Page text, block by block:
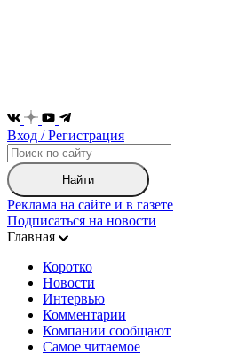
Вход / Регистрация
Найти
Реклама на сайте и в газете
Подписаться на новости
Главная
Коротко
Новости
Интервью
Комментарии
Компании сообщают
Самое читаемое